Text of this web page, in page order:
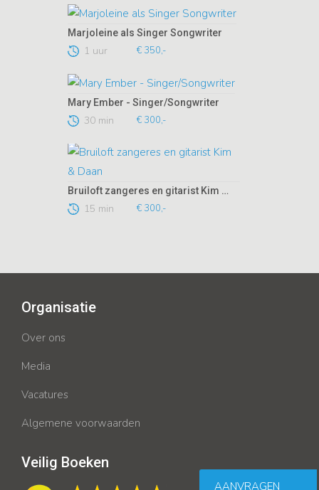
Marjoleine als Singer Songwriter
1 uur € 350,-
Mary Ember - Singer/Songwriter
30 min € 300,-
Bruiloft zangeres en gitarist Kim & Daan
15 min € 300,-
AANVRAGEN
Organisatie
Over ons
Media
Vacatures
Algemene voorwaarden
Veilig Boeken